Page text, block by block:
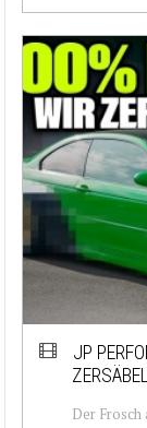
JP
Der